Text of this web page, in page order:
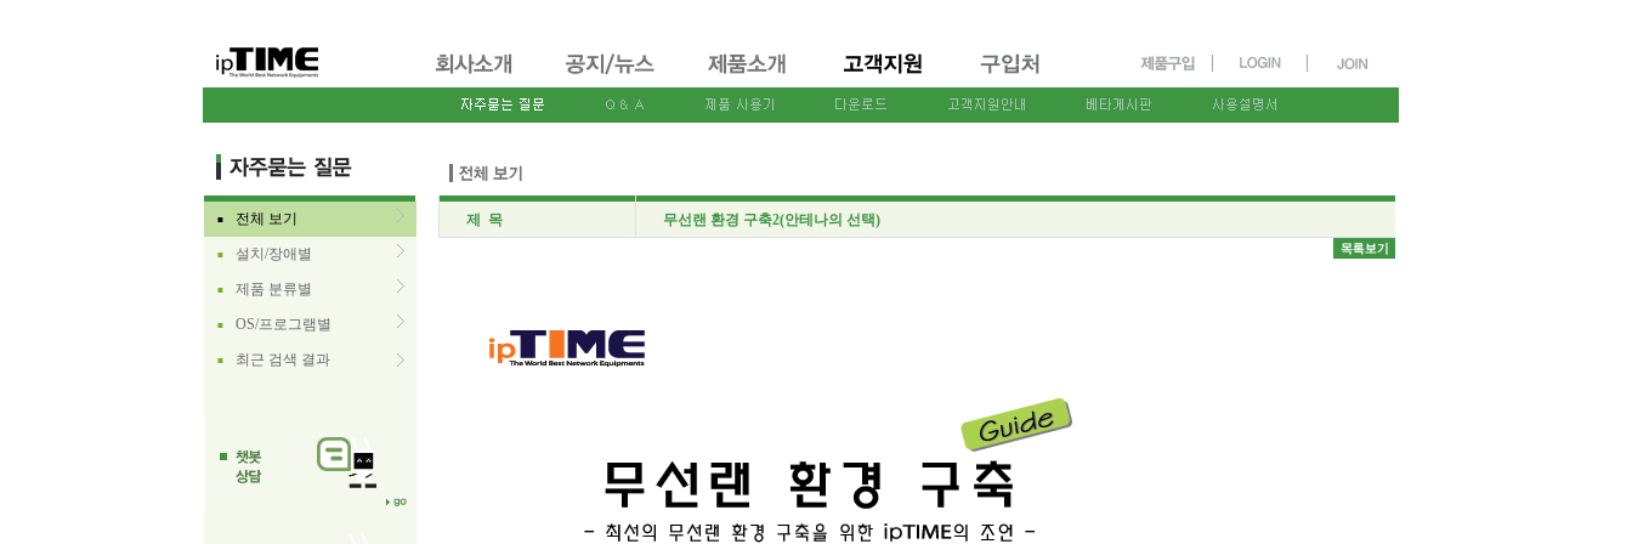
■ 전체 보기
■ 설치/장애별
■ 제품 분류별
■ OS/프로그램별
■ 최근 검색 결과
제 목 무선랜 환경 구축2(안테나의 선택)